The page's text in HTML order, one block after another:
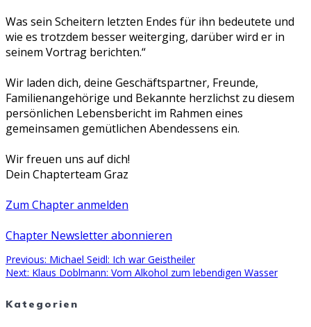
Was sein Scheitern letzten Endes für ihn bedeutete und
wie es trotzdem besser weiterging, darüber wird er in
seinem Vortrag berichten.“
Wir laden dich, deine Geschäftspartner, Freunde,
Familienangehörige und Bekannte herzlichst zu diesem
persönlichen Lebensbericht im Rahmen eines
gemeinsamen gemütlichen Abendessens ein.
Wir freuen uns auf dich!
Dein Chapterteam Graz
Zum Chapter anmelden
Chapter Newsletter abonnieren
Beitragsnavigation
Previous: Previous
post:
Michael Seidl: Ich war Geistheiler
Next: Next
Klaus Doblmann: Vom Alkohol zum lebendigen Wasser
Kategorien